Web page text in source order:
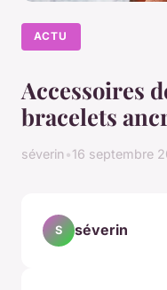
ACTU
Accessoires
bracelets
séverin•16 septembre
S séverin